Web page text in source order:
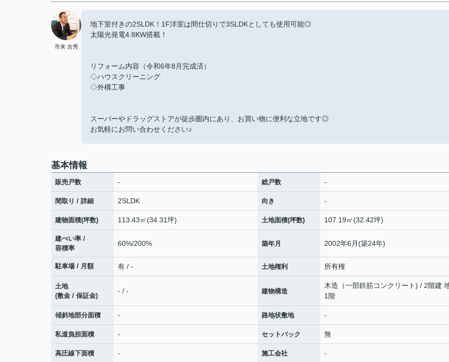
市来 吉秀
地下室付きの2SLDK！1F洋室は間仕切りで3SLDKとしても使用可能◎
太陽光発電4.8KW搭載！
リフォーム内容（令和6年8月完成済）
◇ハウスクリーニング
◇外構工事
スーパーやドラッグストアが徒歩圏内にあり、お買い物に便利な立地です◎
お気軽にお問い合わせください♪
基本情報
販売戸数 - 総戸数 -
間取り / 詳細 2SLDK 向き -
建物面積(坪数) 113.43㎡(34.31坪) 土地面積(坪数) 107.19㎡(32.42坪)
建ぺい率 /
容積率
60%/200% 築年月 2002年6月(築24年)
駐車場 / 月額 有 / - 土地権利 所有権
土地
(敷金 / 保証金)
- / - 建物構造
木造（一部鉄筋コンクリート) / 2階建
1階
傾斜地部分面積 - 路地状敷地 -
私道負担面積 - セットバック 無
高圧線下面積 - 施工会社 -